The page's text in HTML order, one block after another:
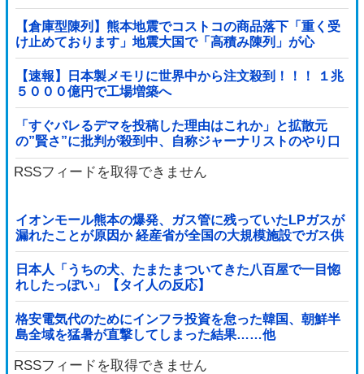
【倉庫型陳列】熊本地震でコストコの商品落下「重く受
け止めております」地震大国で「高積み陳列」が心
配...IKEAにも聞いた
【速報】日本製メモリに世界中から注文殺到！！！ １兆
５０００億円で工場増築へ
「すぐバレるデマを投稿した理由はこれか」と拡散元
の”賢さ”に批判が殺到中、自称ジャーナリストのやり口
というのが……
RSSフィードを取得できません
イオンモール熊本の爆発、ガス管に残っていたLPガスが
漏れたことが原因か 経産省が全国の大規模施設でガス供
給設備の点検要請
日本人「うちの犬、たまたまついてきた八百屋で一目惚
れしたっぽい」【タイ人の反応】
格安電気代のためにインフラ投資を怠った韓国、朝鮮半
島全域を猛暑が直撃してしまった結果……他
RSSフィードを取得できません